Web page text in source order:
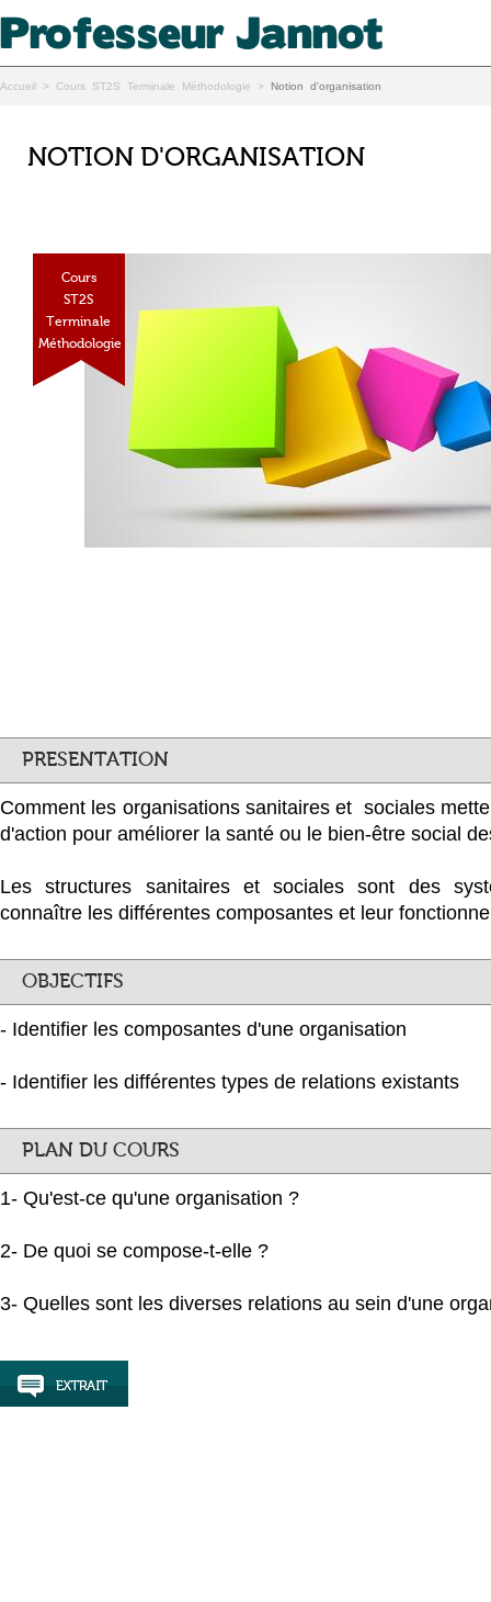
Accueil > Cours ST2S Terminale Méthodologie > Notion d'organisation
NOTION D'ORGANISATION
Cours
ST2S
Terminale
Méthodologie
PRESENTATION
Comment les organisations sanitaires et sociales
d'action pour améliorer la santé ou le bien-être social
Les structures sanitaires et sociales sont des
connaître les différentes composantes et leur
OBJECTIFS
- Identifier les composantes d'une organisation
- Identifier les différentes types de relations existants
PLAN DU COURS
1- Qu'est-ce qu'une organisation ?
2- De quoi se compose-t-elle ?
3- Quelles sont les diverses relations au sein d'une